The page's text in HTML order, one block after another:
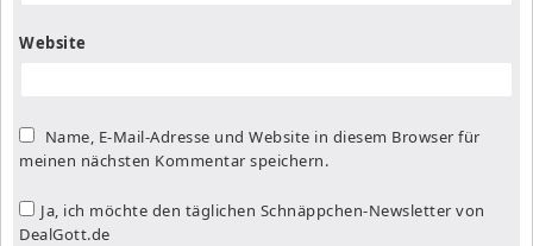
Website
Name, E-Mail-Adresse und Website in diesem Browser für
meinen nächsten Kommentar speichern.
Ja, ich möchte den täglichen Schnäppchen-Newsletter von
DealGott.de